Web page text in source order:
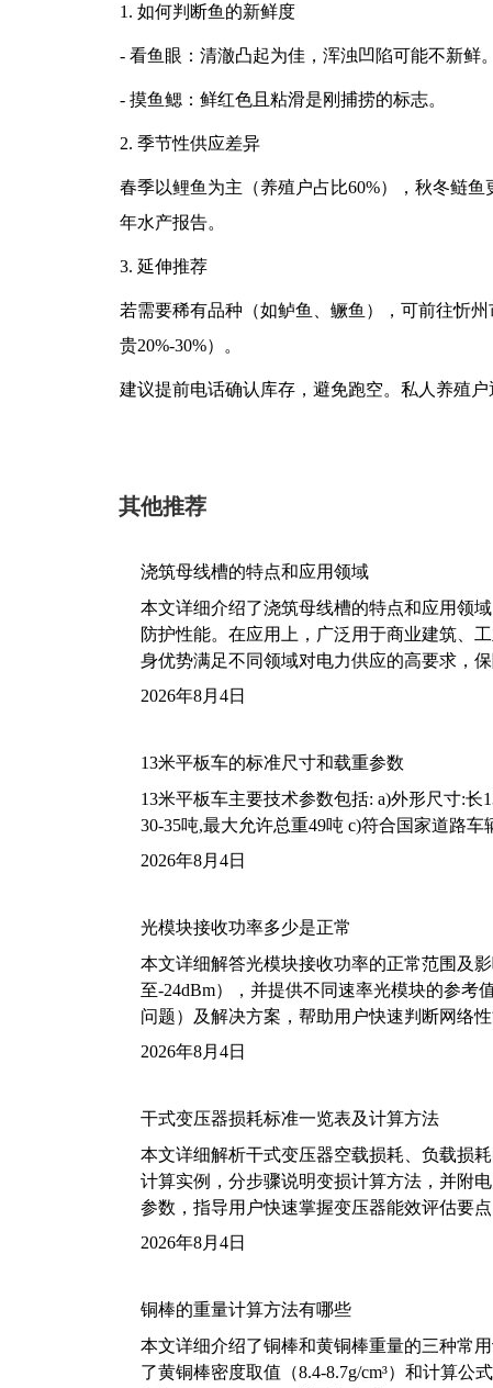
1. 如何判断鱼的新鲜度
- 看鱼眼：清澈凸起为佳，浑浊凹陷可能不新鲜。
- 摸鱼鳃：鲜红色且粘滑是刚捕捞的标志。
2. 季节性供应差异
春季以鲤鱼为主（养殖户占比60%），秋冬鲢
年水产报告。
3. 延伸推荐
若需要稀有品种（如鲈鱼、鳜鱼），可前往忻
贵20%-30%）。
建议提前电话确认库存，避免跑空。私人养殖
其他推荐
浇筑母线槽的特点和应用领域
本文详细介绍了浇筑母线槽的特点和应用领
防护性能。在应用上，广泛用于商业建筑、
身优势满足不同领域对电力供应的高要求，保
2026年8月4日
13米平板车的标准尺寸和载重参数
13米平板车主要技术参数包括: a)外形尺寸:长
30-35吨,最大允许总重49吨 c)符合国家道路
2026年8月4日
光模块接收功率多少是正常
本文详细解答光模块接收功率的正常范围及
至-24dBm），并提供不同速率光模块的参考
问题）及解决方案，帮助用户快速判断网络性
2026年8月4日
干式变压器损耗标准一览表及计算方法
本文详细解析干式变压器空载损耗、负载损
计算实例，分步骤说明变损计算方法，并附
参数，指导用户快速掌握变压器能效评估要点
2026年8月4日
铜棒的重量计算方法有哪些
本文详细介绍了铜棒和黄铜棒重量的三种常
了黄铜棒密度取值（8.4-8.7g/cm³）和计算